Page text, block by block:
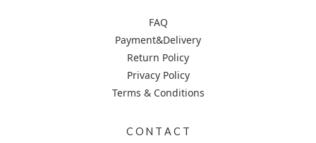
FAQ
Payment&Delivery
Return Policy
Privacy Policy
Terms & Conditions
C O N T A C T